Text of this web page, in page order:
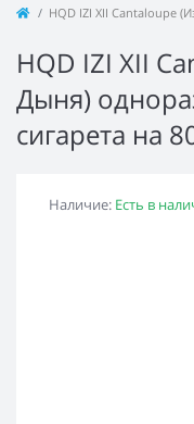
HQD IZI XII Cantaloupe
HQD IZI XII
Дыня)
сигарета на
Наличие: Есть в